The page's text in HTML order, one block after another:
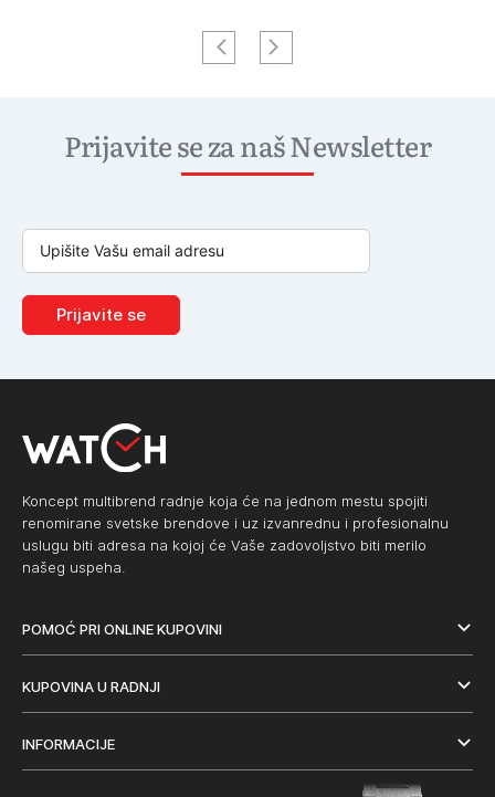
Prijavite se za naš Newsletter
Prijavite se
Koncept multibrend radnje koja će na jednom mestu spojiti
renomirane svetske brendove i uz izvanrednu i profesionalnu
uslugu biti adresa na kojoj će Vaše zadovoljstvo biti merilo
našeg uspeha.
POMOĆ PRI ONLINE KUPOVINI
KUPOVINA U RADNJI
INFORMACIJE